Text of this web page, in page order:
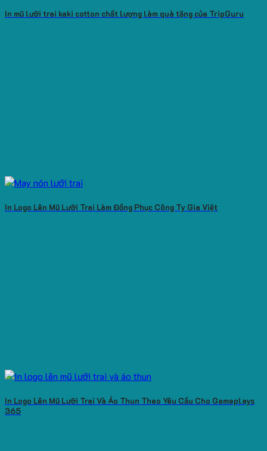
In mũ lưỡi trai kaki cotton chất lượng làm quà tặng của TripGuru
In Logo Lên Mũ Lưỡi Trai Làm Đồng Phục Công Ty Gia Việt
In Logo Lên Mũ Lưỡi Trai Và Áo Thun Theo Yêu Cầu Cho Gameplays
365